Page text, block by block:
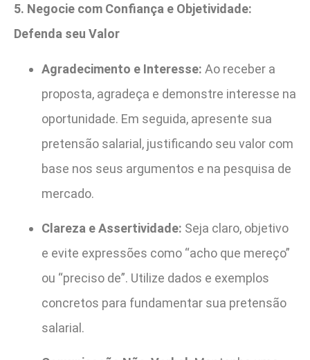
5. Negocie com Confiança e Objetividade:
Defenda seu Valor
Agradecimento e Interesse: Ao receber a
proposta, agradeça e demonstre interesse na
oportunidade. Em seguida, apresente sua
pretensão salarial, justificando seu valor com
base nos seus argumentos e na pesquisa de
mercado.
Clareza e Assertividade: Seja claro, objetivo
e evite expressões como “acho que mereço”
ou “preciso de”. Utilize dados e exemplos
concretos para fundamentar sua pretensão
salarial.